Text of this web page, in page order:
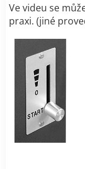
Ve videu se
praxi. (jiné